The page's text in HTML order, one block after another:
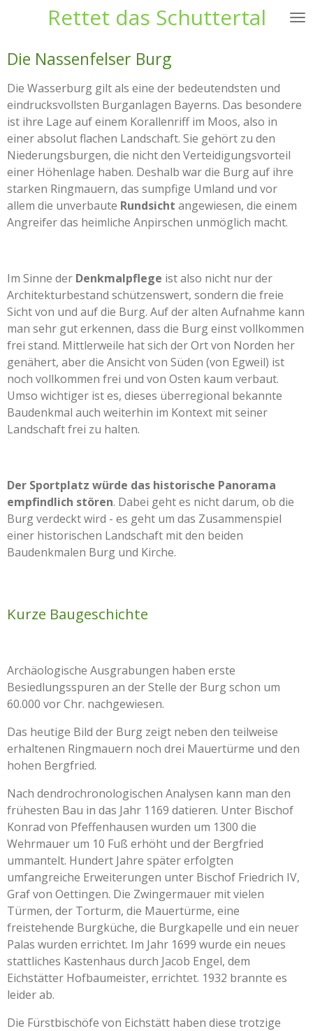
Rettet das Schuttertal
Die Nassenfelser Burg
Die Wasserburg gilt als eine der bedeutendsten und
eindrucksvollsten Burganlagen Bayerns. Das besondere
ist ihre Lage auf einem Korallenriff im Moos, also in
einer absolut flachen Landschaft. Sie gehört zu den
Niederungsburgen, die nicht den Verteidigungsvorteil
einer Höhenlage haben. Deshalb war die Burg auf ihre
starken Ringmauern, das sumpfige Umland und vor
allem die unverbaute Rundsicht angewiesen, die einem
Angreifer das heimliche Anpirschen unmöglich macht.
Im Sinne der Denkmalpflege ist also nicht nur der
Architekturbestand schützenswert, sondern die freie
Sicht von und auf die Burg. Auf der alten Aufnahme kann
man sehr gut erkennen, dass die Burg einst vollkommen
frei stand. Mittlerweile hat sich der Ort von Norden her
genähert, aber die Ansicht von Süden (von Egweil) ist
noch vollkommen frei und von Osten kaum verbaut.
Umso wichtiger ist es, dieses überregional bekannte
Baudenkmal auch weiterhin im Kontext mit seiner
Landschaft frei zu halten.
Der Sportplatz würde das historische Panorama
empfindlich stören. Dabei geht es nicht darum, ob die
Burg verdeckt wird - es geht um das Zusammenspiel
einer historischen Landschaft mit den beiden
Baudenkmalen Burg und Kirche.
Kurze Baugeschichte
Archäologische Ausgrabungen haben erste
Besiedlungsspuren an der Stelle der Burg schon um
60.000 vor Chr. nachgewiesen.
Das heutige Bild der Burg zeigt neben den teilweise
erhaltenen Ringmauern noch drei Mauertürme und den
hohen Bergfried.
Nach dendrochronologischen Analysen kann man den
frühesten Bau in das Jahr 1169 datieren. Unter Bischof
Konrad von Pfeffenhausen wurden um 1300 die
Wehrmauer um 10 Fuß erhöht und der Bergfried
ummantelt. Hundert Jahre später erfolgten
umfangreiche Erweiterungen unter Bischof Friedrich IV,
Graf von Oettingen. Die Zwingermauer mit vielen
Türmen, der Torturm, die Mauertürme, eine
freistehende Burgküche, die Burgkapelle und ein neuer
Palas wurden errichtet. Im Jahr 1699 wurde ein neues
stattliches Kastenhaus durch Jacob Engel, dem
Eichstätter Hofbaumeister, errichtet. 1932 brannte es
leider ab.
Die Fürstbischöfe von Eichstätt haben diese trotzige